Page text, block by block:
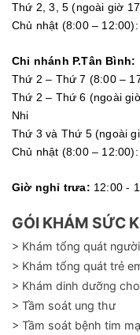
Thứ 2, 3, 5 (ngoài giờ
Chủ nhật (8:00 –
Chi nhánh P.Tân Bình:
Thứ 2 – Thứ 7 (8:00 –
Thứ 2 – Thứ 6 (ngoài
Nhi
Thứ 3 và Thứ 5 (ngoài
Chủ nhật (8:00 –
Giờ nghỉ trưa: 12:00 -
GÓI KHÁM SỨC
> Khám tổng quát
> Khám tổng quát trẻ
> Khám dinh dưỡng
> Tầm soát ung thư
> Tầm soát bệnh tim